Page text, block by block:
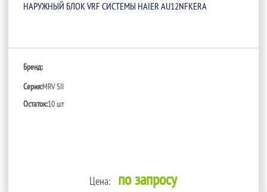
НАРУЖНЫЙ БЛОК VRF СИСТЕМЫ HAIER AU12NFKERA
Бренд:
Серия:MRV SII
Остаток:10 шт
Цена: по запросу